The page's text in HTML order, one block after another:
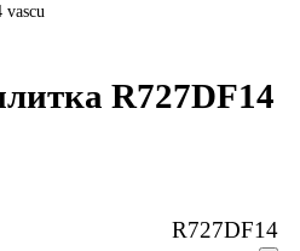
R727DF14
R727DF14